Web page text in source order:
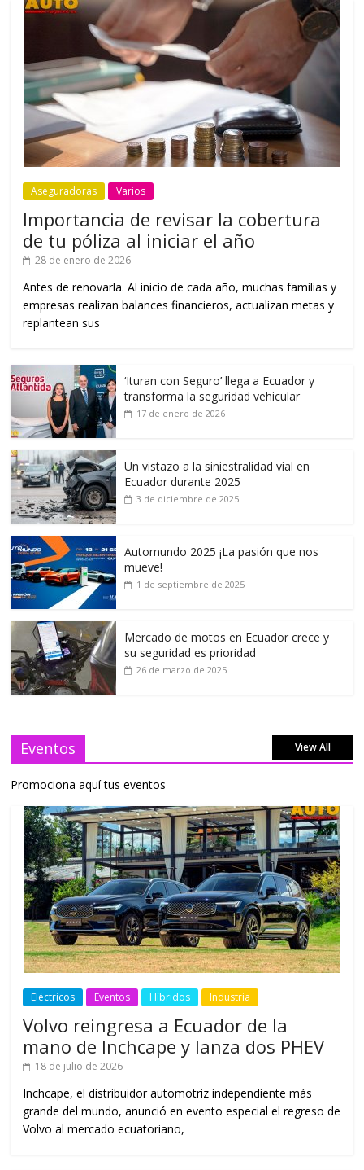
Aseguradoras Varios
Importancia de revisar la cobertura
de tu póliza al iniciar el año
28 de enero de 2026
Antes de renovarla. Al inicio de cada año, muchas familias y
empresas realizan balances financieros, actualizan metas y
replantean sus
‘Ituran con Seguro’ llega a Ecuador y
transforma la seguridad vehicular
17 de enero de 2026
Un vistazo a la siniestralidad vial en
Ecuador durante 2025
3 de diciembre de 2025
Automundo 2025 ¡La pasión que nos
mueve!
1 de septiembre de 2025
Mercado de motos en Ecuador crece y
su seguridad es prioridad
26 de marzo de 2025
Eventos View All
Promociona aquí tus eventos
Eléctricos Eventos Híbridos Industria
Volvo reingresa a Ecuador de la
mano de Inchcape y lanza dos PHEV
18 de julio de 2026
Inchcape, el distribuidor automotriz independiente más
grande del mundo, anunció en evento especial el regreso de
Volvo al mercado ecuatoriano,